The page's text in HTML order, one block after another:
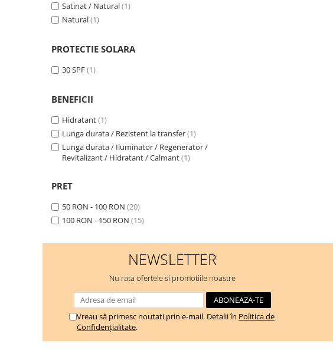
Satinat / Natural(1)
Natural(1)
PROTECTIE SOLARA
30 SPF(1)
BENEFICII
Hidratant(1)
Lunga durata / Rezistent la transfer(1)
Lunga durata / Iluminator / Regenerator /
Revitalizant / Hidratant / Calmant(1)
PRET
50 RON - 100 RON (20)
100 RON - 150 RON (15)
NEWSLETTER
Nu rata ofertele si promotiile noastre
Vreau să primesc noutati prin e-mail. Detalii în Politica de
Confidențialitate.